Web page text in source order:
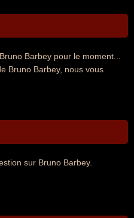
Barbey pour le moment...
Bruno Barbey, nous vous
sur Bruno Barbey.